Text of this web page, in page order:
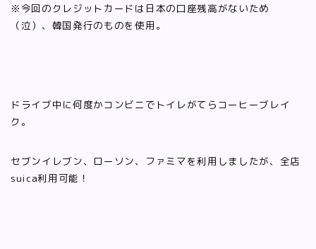
※今回のクレジットカードは日本の口座残高がないため
（泣）、韓国発行のものを使用。
ドライブ中に何度かコンビニでトイレがてらコーヒーブレイ
ク。
セブンイレブン、ローソン、ファミマを利用しましたが、全店
suica利用可能！